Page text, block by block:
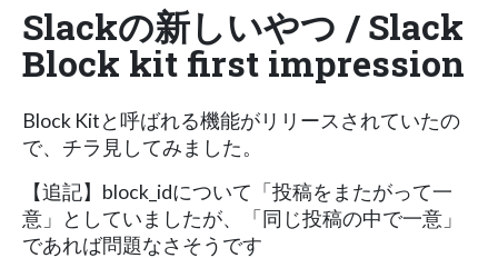
Slackの新しいやつ / Slack
Block kit first impression
Block Kitと呼ばれる機能がリリースされていたの
で、チラ見してみました。
【追記】block_idについて「投稿をまたがって一
意」としていましたが、「同じ投稿の中で一意」
であれば問題なさそうです